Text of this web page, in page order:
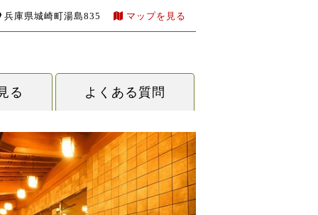
兵庫県城崎町湯島835 マップを見る
る よくある質問